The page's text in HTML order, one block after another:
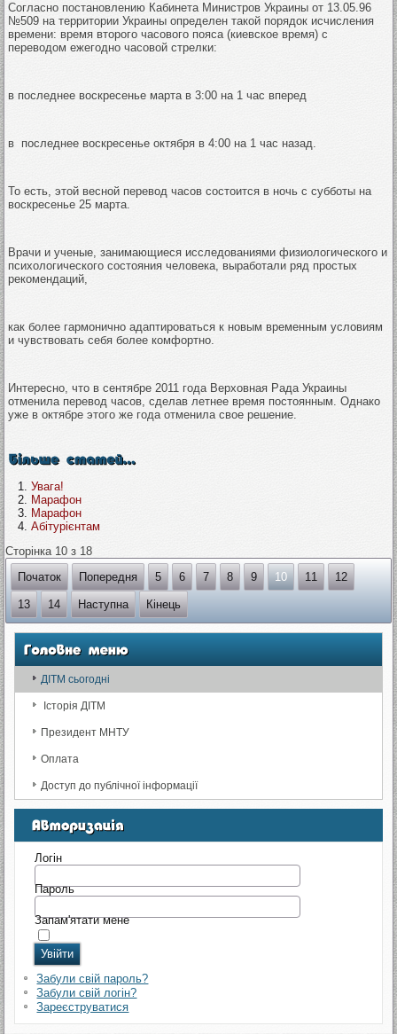
Согласно постановлению Кабинета Министров Украины от 13.05.96
№509 на территории Украины определен такой порядок исчисления
времени: время второго часового пояса (киевское время) с
переводом ежегодно часовой стрелки:
в последнее воскресенье марта в 3:00 на 1 час вперед
в последнее воскресенье октября в 4:00 на 1 час назад.
То есть, этой весной перевод часов состоится в ночь с субботы на
воскресенье 25 марта.
Врачи и ученые, занимающиеся исследованиями физиологического и
психологического состояния человека, выработали ряд простых
рекомендаций,
как более гармонично адаптироваться к новым временным условиям
и чувствовать себя более комфортно.
Интересно, что в сентябре 2011 года Верховная Рада Украины
отменила перевод часов, сделав летнее время постоянным. Однако
уже в октябре этого же года отменила свое решение.
Увага!
Марафон
Марафон
Абітурієнтам
Сторінка 10 з 18
Початок
Попередня 5 6 7 8 9 10 11 12
13 14 Наступна Кінець
ДІТМ сьогодні
Історія ДІТМ
Президент МНТУ
Оплата
Доступ до публічної інформації
Логін
Пароль
Запам'ятати мене
Забули свій пароль?
Забули свій логін?
Зареєструватися